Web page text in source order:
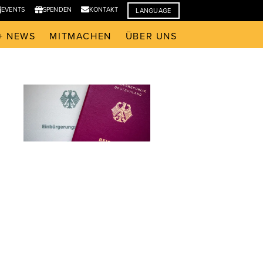
EVENTS SPENDEN KONTAKT LANGUAGE
NEWS MITMACHEN ÜBER UNS